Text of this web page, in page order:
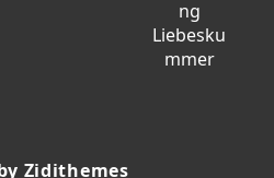
Zidithemes